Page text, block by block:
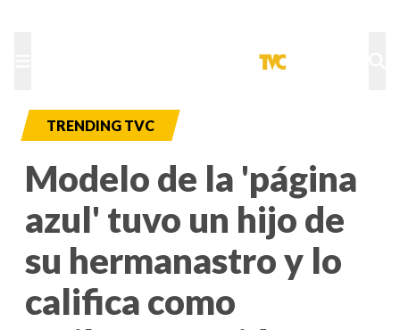
TRENDING TVC
Modelo de la 'página
azul' tuvo un hijo de
su hermanastro y lo
califica como